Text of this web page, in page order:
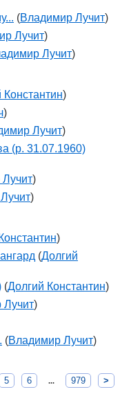
(Владимир Лучит)
Лучит)
Лучит)
Константин)
)
Лучит)
(р. 31.07.1960)
)
)
)
(Долгий
(Долгий Константин)
Лучит)
(Владимир Лучит)
5 6 ... 979 >